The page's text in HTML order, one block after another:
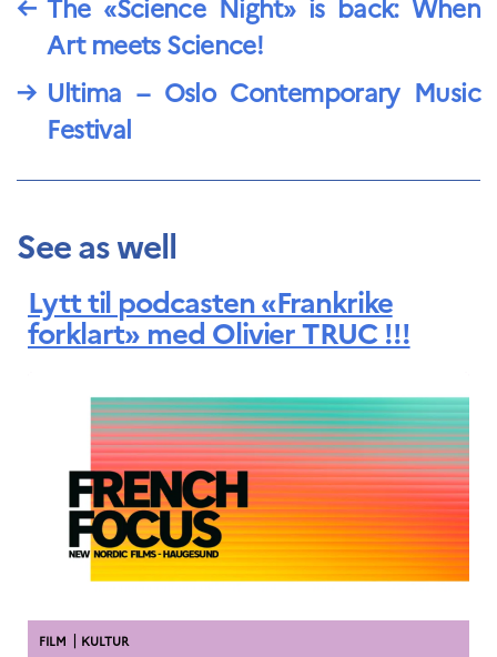
← The «Science Night» is back: When
Art meets Science!
→ Ultima – Oslo Contemporary Music
Festival
See as well
Lytt til podcasten «Frankrike
forklart» med Olivier TRUC !!!
FILM | KULTUR